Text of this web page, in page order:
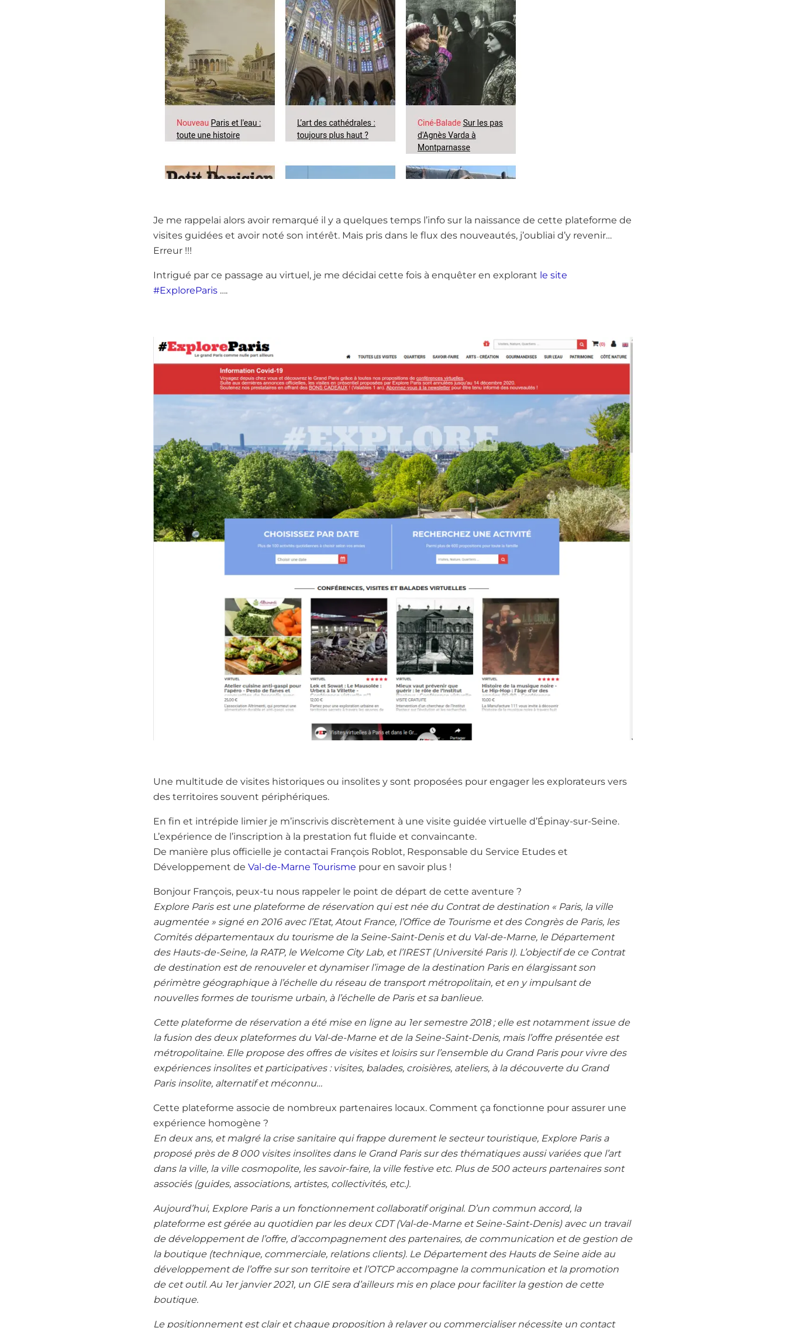
Je me rappelai alors avoir remarqué il y a quelques temps l’info sur la naissance de cette plateforme de
visites guidées et avoir noté son intérêt. Mais pris dans le flux des nouveautés, j’oubliai d’y revenir…
Erreur !!!
Intrigué par ce passage au virtuel, je me décidai cette fois à enquêter en explorant le site
#ExploreParis ….
Une multitude de visites historiques ou insolites y sont proposées pour engager les explorateurs vers
des territoires souvent périphériques.
En fin et intrépide limier je m’inscrivis discrètement à une visite guidée virtuelle d’Épinay-sur-Seine.
L’expérience de l’inscription à la prestation fut fluide et convaincante.
De manière plus officielle je contactai François Roblot, Responsable du Service Etudes et
Développement de Val-de-Marne Tourisme pour en savoir plus !
Bonjour François, peux-tu nous rappeler le point de départ de cette aventure ?
Explore Paris est une plateforme de réservation qui est née du Contrat de destination « Paris, la ville
augmentée » signé en 2016 avec l’Etat, Atout France, l’Office de Tourisme et des Congrès de Paris, les
Comités départementaux du tourisme de la Seine-Saint-Denis et du Val-de-Marne, le Département
des Hauts-de-Seine, la RATP, le Welcome City Lab, et l’IREST (Université Paris I). L’objectif de ce Contrat
de destination est de renouveler et dynamiser l’image de la destination Paris en élargissant son
périmètre géographique à l’échelle du réseau de transport métropolitain, et en y impulsant de
nouvelles formes de tourisme urbain, à l’échelle de Paris et sa banlieue.
Cette plateforme de réservation a été mise en ligne au 1er semestre 2018 ; elle est notamment issue de
la fusion des deux plateformes du Val-de-Marne et de la Seine-Saint-Denis, mais l’offre présentée est
métropolitaine. Elle propose des offres de visites et loisirs sur l’ensemble du Grand Paris pour vivre des
expériences insolites et participatives : visites, balades, croisières, ateliers, à la découverte du Grand
Paris insolite, alternatif et méconnu…
Cette plateforme associe de nombreux partenaires locaux. Comment ça fonctionne pour assurer une
expérience homogène ?
En deux ans, et malgré la crise sanitaire qui frappe durement le secteur touristique, Explore Paris a
proposé près de 8 000 visites insolites dans le Grand Paris sur des thématiques aussi variées que l’art
dans la ville, la ville cosmopolite, les savoir-faire, la ville festive etc. Plus de 500 acteurs partenaires sont
associés (guides, associations, artistes, collectivités, etc.).
Aujourd’hui, Explore Paris a un fonctionnement collaboratif original. D’un commun accord, la
plateforme est gérée au quotidien par les deux CDT (Val-de-Marne et Seine-Saint-Denis) avec un travail
de développement de l’offre, d’accompagnement des partenaires, de communication et de gestion de
la boutique (technique, commerciale, relations clients). Le Département des Hauts de Seine aide au
développement de l’offre sur son territoire et l’OTCP accompagne la communication et la promotion
de cet outil. Au 1er janvier 2021, un GIE sera d’ailleurs mis en place pour faciliter la gestion de cette
boutique.
Le positionnement est clair et chaque proposition à relayer ou commercialiser nécessite un contact